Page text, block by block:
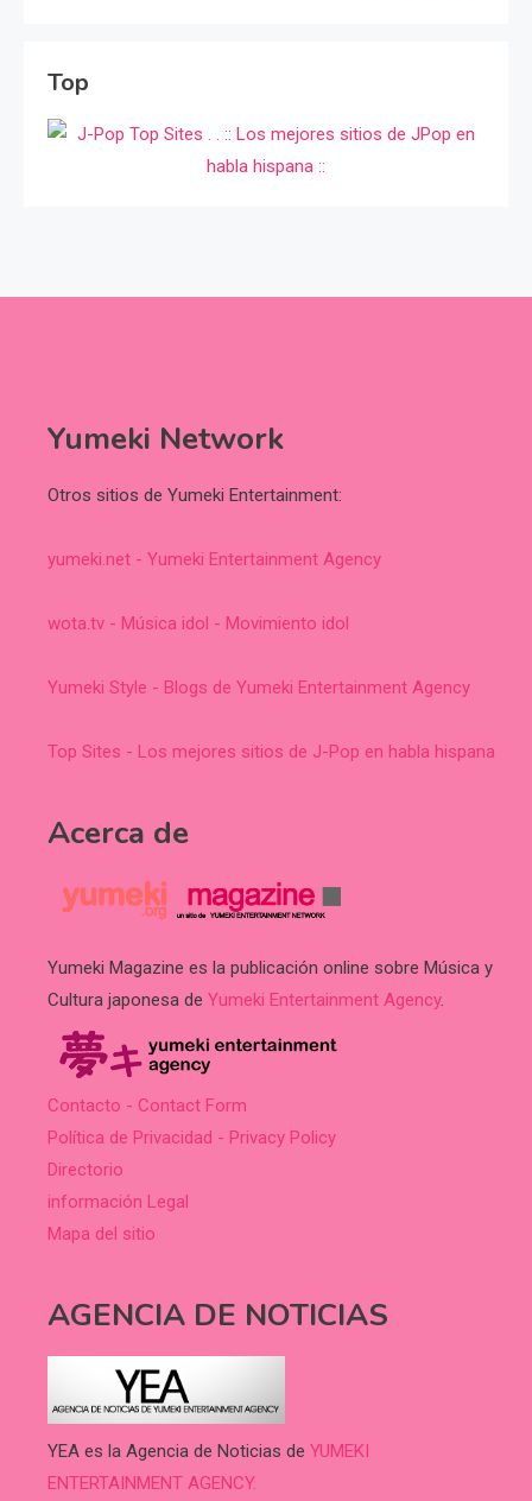
Top
Yumeki Network
Otros sitios de Yumeki Entertainment:
yumeki.net - Yumeki Entertainment Agency
wota.tv - Música idol - Movimiento idol
Yumeki Style - Blogs de Yumeki Entertainment Agency
Top Sites - Los mejores sitios de J-Pop en habla hispana
Acerca de
Yumeki Magazine es la publicación online sobre Música y
Cultura japonesa de Yumeki Entertainment Agency.
Contacto - Contact Form
Política de Privacidad - Privacy Policy
Directorio
información Legal
Mapa del sitio
AGENCIA DE NOTICIAS
YEA es la Agencia de Noticias de YUMEKI
ENTERTAINMENT AGENCY.